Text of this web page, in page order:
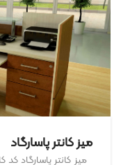
میز کانتر پاسارگاد